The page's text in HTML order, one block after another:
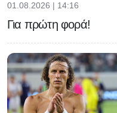
01.08.2026 | 14:16
Για πρώτη φορά!